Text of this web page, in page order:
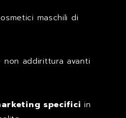
maschili di
addirittura avanti
specifici in